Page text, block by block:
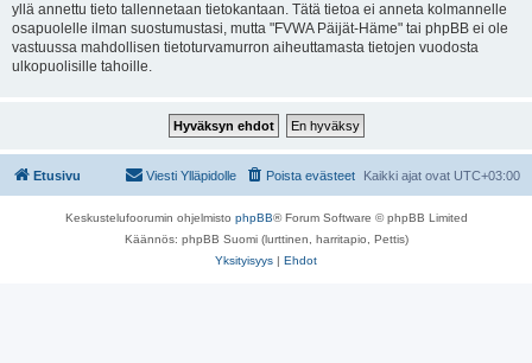
yllä annettu tieto tallennetaan tietokantaan. Tätä tietoa ei anneta kolmannelle
osapuolelle ilman suostumustasi, mutta "FVWA Päijät-Häme" tai phpBB ei ole
vastuussa mahdollisen tietoturvamurron aiheuttamasta tietojen vuodosta
ulkopuolisille tahoille.
Etusivu Kaikki ajat ovat UTC+03:00
Poista evästeet
Viesti Ylläpidolle
Keskustelufoorumin ohjelmisto phpBB® Forum Software © phpBB Limited
Käännös: phpBB Suomi (lurttinen, harritapio, Pettis)
Yksityisyys | Ehdot